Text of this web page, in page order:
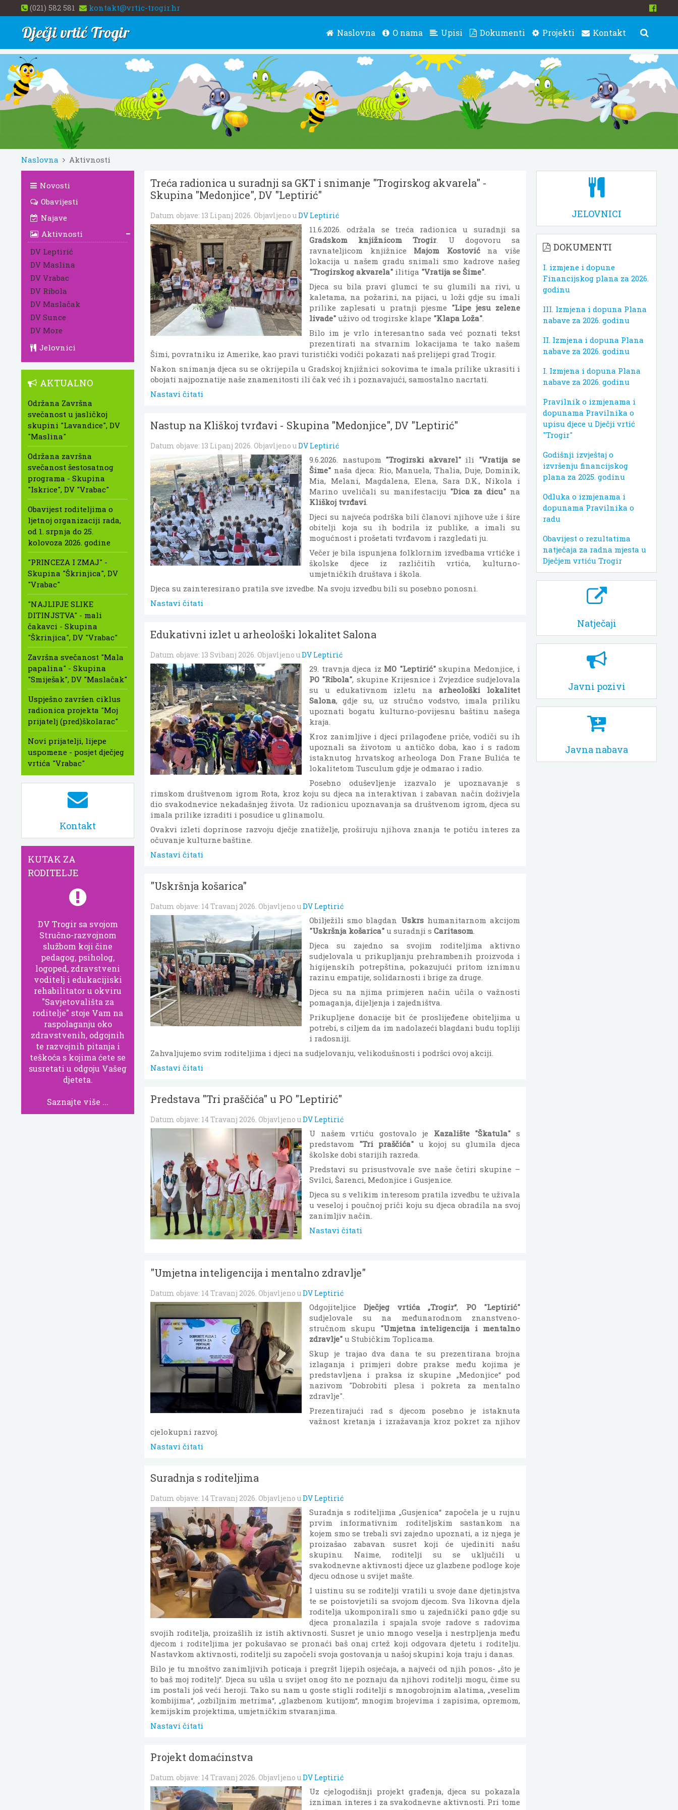
(021) 582 581 kontakt@vrtic-trogir.hr
Dječji vrtić Trogir Naslovna O nama Upisi Dokumenti Projekti Kontakt
Naslovna Aktivnosti
Treća radionica u suradnji sa GKT i snimanje "Trogirskog akvarela" -
Skupina "Medonjice", DV "Leptirić"
Datum objave: 13 Lipanj 2026. Objavljeno uDV Leptirić
11.6.2026. održala se treća radionica u suradnji sa
Gradskom knjižnicom Trogir. U dogovoru sa
ravnateljicom knjižnice Majom Kostovićna više
lokacija u našem gradu snimali smo kadrove našeg
"Trogirskog akvarela" ilitiga "Vratija se Šime".
Djeca su bila pravi glumci te su glumili na rivi, u
kaletama, na požarini, na pijaci, u loži gdje su imali
prilike zaplesati u pratnji pjesme "Lipe jesu zelene
livade" uživo od trogirske klape "Klapa Loža".
Bilo im je vrlo interesantno sada već poznati tekst
prezentirati na stvarnim lokacijama te tako našem
Šimi, povratniku iz Amerike, kao pravi turistički vodiči pokazati naš prelijepi grad Trogir.
Nakon snimanja djeca su se okrijepila u Gradskoj knjižnici sokovima te imala prilike ukrasiti i
obojati najpoznatije naše znamenitosti ili čak već ih i poznavajući, samostalno nacrtati.
Nastavi čitati
Nastup na Kliškoj tvrđavi - Skupina "Medonjice", DV "Leptirić"
Datum objave: 13 Lipanj 2026. Objavljeno uDV Leptirić
9.6.2026. nastupom "Trogirski akvarel"ili "Vratija se
Šime" naša djeca: Rio, Manuela, Thalia, Duje, Dominik,
Mia, Melani, Magdalena, Elena, Sara D.K., Nikola i
Marino uveličali su manifestaciju "Dica za dicu" na
Kliškoj tvrđavi.
Djeci su najveća podrška bili članovi njihove uže i šire
obitelji koja su ih bodrila iz publike, a imali su
mogućnost i prošetati tvrđavom i razgledati ju.
Večer je bila ispunjena folklornim izvedbama vrtićke i
školske djece iz različitih vrtića, kulturno-
umjetničkih društava i škola.
Djeca su zainteresirano pratila sve izvedbe. Na svoju izvedbu bili su posebno ponosni.
Nastavi čitati
Edukativni izlet u arheološki lokalitet Salona
Datum objave: 13 Svibanj 2026. Objavljeno uDV Leptirić
29. travnja djeca iz MO "Leptirić"skupina Medonjice, i
PO "Ribola", skupine Krijesnice i Zvjezdice sudjelovala
su u edukativnom izletu naarheološki lokalitet
Salona, gdje su, uz stručno vodstvo, imala priliku
upoznati bogatu kulturno-povijesnu baštinu našega
kraja.
Kroz zanimljive i djeci prilagođene priče, vodiči su ih
upoznali sa životom u antičko doba, kao i s radom
istaknutog hrvatskog arheologa Don Frane Bulića te
lokalitetom Tusculum gdje je odmarao i radio.
Posebno oduševljenje izazvalo je upoznavanje s
rimskom društvenom igrom Rota, kroz koju su djeca na interaktivan i zabavan način doživjela
dio svakodnevice nekadašnjeg života. Uz radionicu upoznavanja sa društvenom igrom, djeca su
imala prilike izraditi i posudice u glinamolu.
Ovakvi izleti doprinose razvoju dječje znatiželje, proširuju njihova znanja te potiču interes za
očuvanje kulturne baštine.
Nastavi čitati
"Uskršnja košarica"
Datum objave: 14 Travanj 2026. Objavljeno uDV Leptirić
Obilježili smo blagdan Uskrshumanitarnom akcijom
"Uskršnja košarica" u suradnji s Caritasom.
Djeca su zajedno sa svojim roditeljima aktivno
sudjelovala u prikupljanju prehrambenih proizvoda i
higijenskih potrepština, pokazujući pritom iznimnu
razinu empatije, solidarnosti i brige za druge.
Djeca su na njima primjeren način učila o važnosti
pomaganja, dijeljenja i zajedništva.
Prikupljene donacije bit će proslijeđene obiteljima u
potrebi, s ciljem da im nadolazeći blagdani budu topliji
i radosniji.
Zahvaljujemo svim roditeljima i djeci na sudjelovanju, velikodušnosti i podršci ovoj akciji.
Nastavi čitati
Predstava "Tri praščića" u PO "Leptirić"
Datum objave: 14 Travanj 2026. Objavljeno uDV Leptirić
U našem vrtiću gostovalo je Kazalište "Škatula" s
predstavom "Tri praščića"u kojoj su glumila djeca
školske dobi starijih razreda.
Predstavi su prisustvovale sve naše četiri skupine –
Svilci, Šarenci, Medonjice i Gusjenice.
Djeca su s velikim interesom pratila izvedbu te uživala
u veseloj i poučnoj priči koju su djeca obradila na svoj
zanimljiv način.
Nastavi čitati
"Umjetna inteligencija i mentalno zdravlje"
Datum objave: 14 Travanj 2026. Objavljeno uDV Leptirić
OdgojiteljiceDječjeg vrtića „Trogir“, PO "Leptirić"
sudjelovale su na međunarodnom znanstveno-
stručnom skupu "Umjetna inteligencija i mentalno
zdravlje" u Stubičkim Toplicama.
Skup je trajao dva dana te su prezentirana brojna
izlaganja i primjeri dobre prakse među kojima je
predstavljena i praksa iz skupine „Medonjice“ pod
nazivom "Dobrobiti plesa i pokreta za mentalno
zdravlje".
Prezentirajući rad s djecom posebno je istaknuta
važnost kretanja i izražavanja kroz pokret za njihov
cjelokupni razvoj.
Nastavi čitati
Suradnja s roditeljima
Datum objave: 14 Travanj 2026. Objavljeno uDV Leptirić
Suradnja s roditeljima „Gusjenica“ započela je u rujnu
prvim informativnim roditeljskim sastankom na
kojem smo se trebali svi zajedno upoznati, a iz njega je
proizašao zabavan susret koji će ujediniti našu
skupinu. Naime, roditelji su se uključili u
svakodnevne aktivnosti djece uz glazbene podloge koje
djecu odnose u svijet mašte.
I uistinu su se roditelji vratili u svoje dane djetinjstva
te se poistovjetili sa svojom djecom. Sva likovna djela
roditelja ukomponirali smo u zajednički pano gdje su
djeca pronalazila i spajala svoje radove s radovima
svojih roditelja, proizašlih iz istih aktivnosti. Susret je unio mnogo veselja i nestrpljenja među
djecom i roditeljima jer pokušavao se pronaći baš onaj crtež koji odgovara djetetu i roditelju.
Nastavkom aktivnosti, roditelji su započeli svoja gostovanja u našoj skupini koja traju i danas.
Bilo je tu mnoštvo zanimljivih poticaja i pregršt lijepih osjećaja, a najveći od njih ponos- „što je
to baš moj roditelj“. Djeca su ušla u svijet onog što ne poznaju da njihovi roditelji mogu, čime su
im postali još veći heroji. Tako su nam u goste stigli roditelji s mnogobrojnim alatima, „veselim
kombijima“, „ozbiljnim metrima“, „glazbenom kutijom“, mnogim brojevima i zapisima, opremom,
kemijskim projektima, umjetničkim stvaranjima.
Nastavi čitati
Projekt domaćinstva
Datum objave: 14 Travanj 2026. Objavljeno uDV Leptirić
Uz cjelogodišnji projekt građenja, djeca su pokazala
izniman interes i za svakodnevne aktivnosti. Pri tome
Novosti
Obavijesti
Najave
Aktivnosti
DV Leptirić
DV Maslina
DV Vrabac
DV Ribola
DV Maslačak
DV Sunce
DV More
Jelovnici
AKTUALNO
Održana Završna
svečanost u jasličkoj
skupini "Lavandice", DV
"Maslina"
Održana završna
svečanost šestosatnog
programa - Skupina
"Iskrice", DV "Vrabac"
Obavijest roditeljima o
ljetnoj organizaciji rada,
od 1. srpnja do 25.
kolovoza 2026. godine
"PRINCEZA I ZMAJ" -
Skupina "Škrinjica", DV
"Vrabac"
"NAJLIPJE SLIKE
DITINJSTVA" - mali
čakavci - Skupina
"Škrinjica", DV "Vrabac"
Završna svečanost "Mala
papalina" - Skupina
"Smiješak", DV "Maslačak"
Uspješno završen ciklus
radionica projekta "Moj
prijatelj (pred)školarac"
Novi prijatelji, lijepe
uspomene - posjet dječjeg
vrtića "Vrabac"
Kontakt
KUTAK ZA
RODITELJE
DV Trogir sa svojom
Stručno-razvojnom
službom koji čine
pedagog, psiholog,
logoped, zdravstveni
voditelj i edukacijiski
rehabilitator u okviru
"Savjetovališta za
roditelje" stoje Vam na
raspolaganju oko
zdravstvenih, odgojnih
te razvojnih pitanja i
teškoća s kojima ćete se
susretati u odgoju Vašeg
djeteta.
Saznajte više ...
JELOVNICI
DOKUMENTI
I. izmjene i dopune
Financijskog plana za 2026.
godinu
III. Izmjena i dopuna Plana
nabave za 2026. godinu
II. Izmjena i dopuna Plana
nabave za 2026. godinu
I. Izmjena i dopuna Plana
nabave za 2026. godinu
Pravilnik o izmjenama i
dopunama Pravilnika o
upisu djece u Dječji vrtić
"Trogir"
Godišnji izvještaj o
izvršenju financijskog
plana za 2025. godinu
Odluka o izmjenama i
dopunama Pravilnika o
radu
Obavijest o rezultatima
natječaja za radna mjesta u
Dječjem vrtiću Trogir
Natječaji
Javni pozivi
Javna nabava